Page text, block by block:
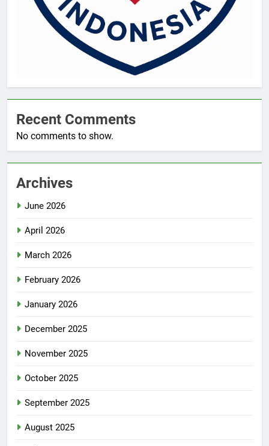
Recent Comments
No comments to show.
Archives
June 2026
April 2026
March 2026
February 2026
January 2026
December 2025
November 2025
October 2025
September 2025
August 2025